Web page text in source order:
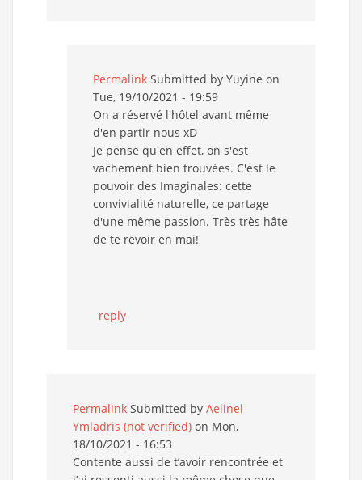
Permalink Submitted by Yuyine on
Tue, 19/10/2021 - 19:59
On a réservé l'hôtel avant même
d'en partir nous xD
Je pense qu'en effet, on s'est
vachement bien trouvées. C'est le
pouvoir des Imaginales: cette
convivialité naturelle, ce partage
d'une même passion. Très très hâte
de te revoir en mai!
reply
Permalink Submitted by Aelinel
Ymladris (not verified) on Mon,
18/10/2021 - 16:53
Contente aussi de t’avoir rencontrée et